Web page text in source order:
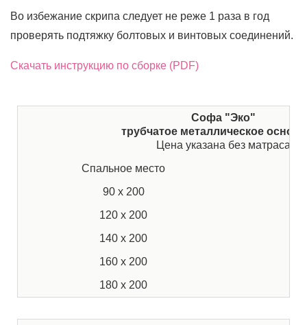
Во избежание скрипа следует не реже 1 раза в год
проверять подтяжку болтовых и винтовых соединений.
Скачать инструкцию по сборке (PDF)
Софа "Эко"
трубчатое металлическое
Цена указана без матраса
Спальное место
90 х 200
120 х 200
140 х 200
160 х 200
180 х 200